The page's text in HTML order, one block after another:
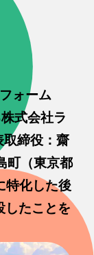
ォーム
式会社ラ
取締役：齋
町（東京都
特化した後
したことを